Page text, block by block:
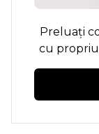
Preluați
cu